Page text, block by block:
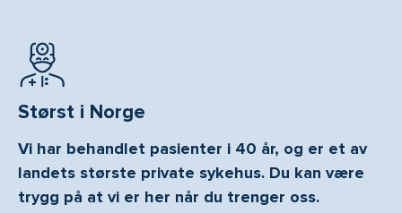
Størst i Norge
Vi har behandlet pasienter i 40 år, og er et av
landets største private sykehus. Du kan være
trygg på at vi er her når du trenger oss.